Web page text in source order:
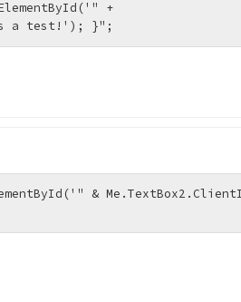
+
is a test!'); }";
&